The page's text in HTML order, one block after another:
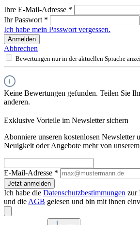
Ihre E-Mail-Adresse *
Ihr Passwort *
Ich habe mein Passwort vergessen.
Anmelden
Abbrechen
Bewertungen nur in der aktuellen Sprache
Keine Bewertungen gefunden. Teilen Sie
anderen.
Exklusive Vorteile im Newsletter sichern
Abonniere unseren kostenlosen Newsletter
Neuigkeit oder Angebote mehr von
E-Mail-Adresse *
Jetzt anmelden
Ich habe die Datenschutzbestimmungen zur
und die AGB gelesen und bin mit ihnen